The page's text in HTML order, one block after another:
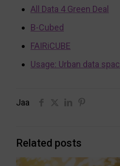
All Data 4 Green Deal
B-Cubed
FAIRiCUBE
Usage: Urban data
Jaa
Related posts